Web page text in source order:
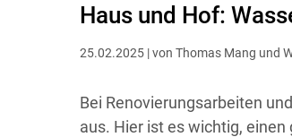
Haus und Hof:
25.02.2025 | von Thomas Mang und
Bei Renovierungsarbeiten
aus. Hier ist es wichtig,